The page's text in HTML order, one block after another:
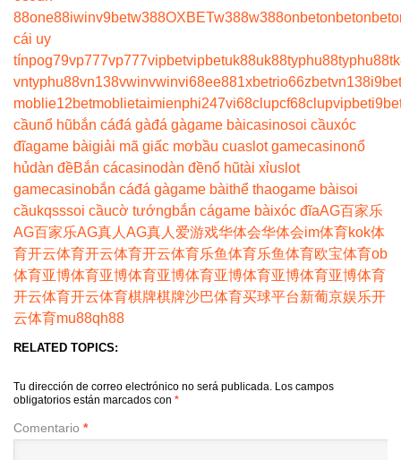
88one88iwinv9betw388OXBETw388w388onbetonbetonbet
cái uy
tínpog79vp777vp777vipbetvipbetuk88uk88typhu88typhu88
vntyphu88vn138vwinvwinvi68ee881xbetrio66zbetvn138
moblie12betmoblietaimienphi247vi68clupcf68clupvipbet
cầunổ hũbắn cáđá gàđá gàgame bàicasinosoi cầuxóc
đĩagame bàigiải mã giấc mơbầu cuaslot gamecasinonổ
hủdàn đềBắn cácasinodàn đềnổ hũtài xỉuslot
gamecasinobắn cáđá gàgame bàithể thaogame bàisoi
cầukqsssoi cầucờ tướngbắn cágame bàixóc đĩaAG百家乐
AG百家乐AG真人 AG真人 爱游戏华体会华体会im体育kok体
育开云体育开云体育开云体育乐鱼体育乐鱼体育欧宝体育ob
体育亚博体育亚博体育亚博体育亚博体育亚博体育亚博体育
开云体育开云体育棋牌棋牌沙巴体育买球平台新葡京娱乐开
云体育mu88qh88
RELATED TOPICS:
Tu dirección de correo electrónico no será publicada. Los campos
obligatorios están marcados con *
Comentario *